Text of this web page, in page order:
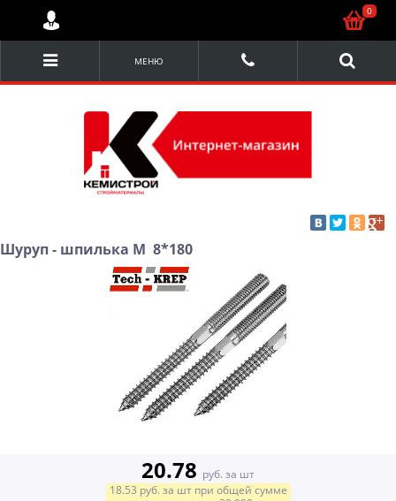
МЕНЮ
Шуруп - шпилька М 8*180
20.78 руб. за шт
18.53 руб. за шт при общей сумме
0